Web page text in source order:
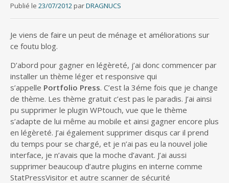
Publié le 23/07/2012 parDRAGNUCS
Je viens de faire un peut de ménage et améliorations sur
ce foutu blog.
D’abord pour gagner en légèreté, j’ai donc commencer par
installer un thème léger et responsive qui
s’appelle Portfolio Press. C’est la 3éme fois que je change
de thème. Les thème gratuit c’est pas le paradis. J’ai ainsi
pu supprimer le plugin WPtouch, vue que le thème
s’adapte de lui même au mobile et ainsi gagner encore plus
en légèreté. J’ai également supprimer disqus car il prend
du temps pour se chargé, et je n’ai pas eu la nouvel jolie
interface, je n’avais que la moche d’avant. J’ai aussi
supprimer beaucoup d’autre plugins en interne comme
StatPressVisitor et autre scanner de sécurité